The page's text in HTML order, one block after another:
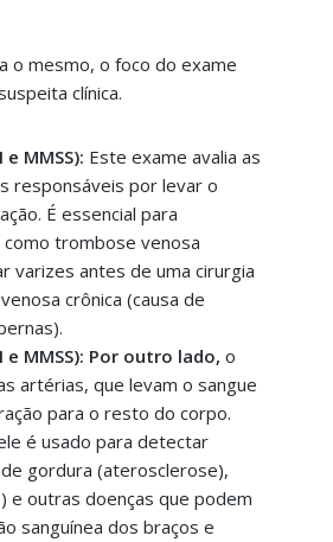
o mesmo, o foco do exame
clínica.
MMSS): Este exame avalia as
responsáveis por levar o
É essencial para
trombose venosa
varizes antes de uma cirurgia
crônica (causa de
MMSS): Por outro lado, o
artérias, que levam o sangue
para o resto do corpo.
é usado para detectar
gordura (aterosclerose),
e outras doenças que podem
sanguínea dos braços e